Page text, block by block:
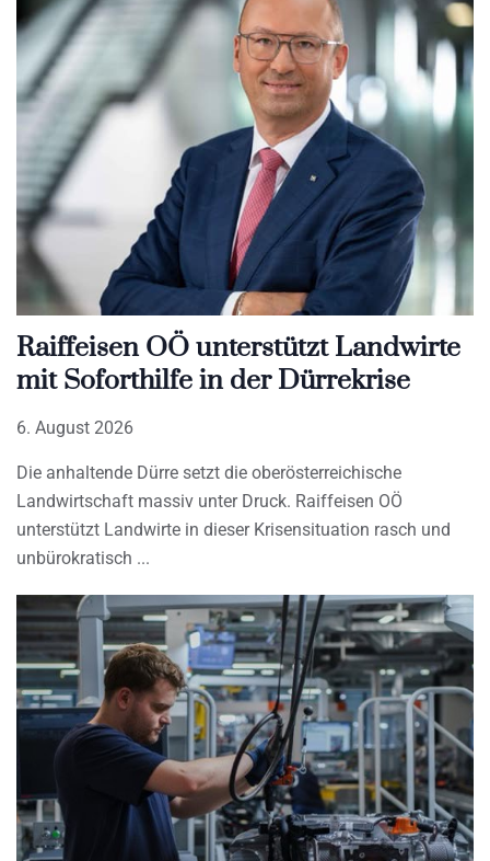
Raiffeisen OÖ unterstützt Landwirte
mit Soforthilfe in der Dürrekrise
6. August 2026
Die anhaltende Dürre setzt die oberösterreichische
Landwirtschaft massiv unter Druck. Raiffeisen OÖ
unterstützt Landwirte in dieser Krisensituation rasch und
unbürokratisch